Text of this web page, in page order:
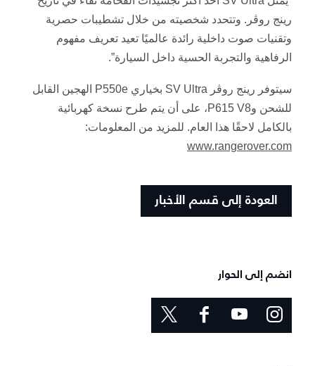
رينج روڤر. وتتحدد شخصيته من خلال تشطيبات حصرية
وتقنيات صوت داخلية رائدة عالميًا تعيد تعريف مفهوم
الرفاهية والتجربة الحسية داخل السيارة.”
سيتوفر رينج روڤر SV Ultra بخياري P550e
الهجين القابل
للشحن وP615 V8، على أن يتم طرح نسخة كهربائية
بالكامل لاحقًا هذا العام. للمزيد من المعلومات:
www.rangerover.com
العودة إلى قسم الأخبار
انضم إلى الحوار